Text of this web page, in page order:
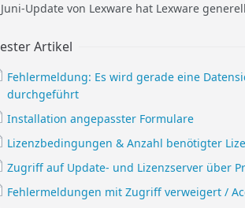
Update von Lexware hat Lexware
Artikel
Fehlermeldung: Es wird gerade eine
durchgeführt
Installation angepasster Formulare
Lizenzbedingungen & Anzahl benötigter
Zugriff auf Update- und Lizenzserver über
Fehlermeldungen mit Zugriff verweigert /